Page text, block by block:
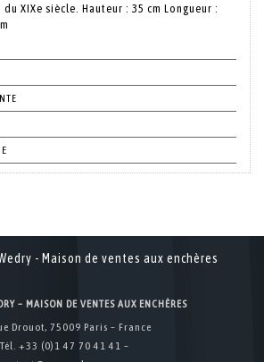
du XIXe siècle. Hauteur : 35 cm Longueur :
– MAISON DE VENTES AUX ENCHÈRES
Drouot, 75009 Paris – France
Tél. +33 (0)1 47 70 41 41 –